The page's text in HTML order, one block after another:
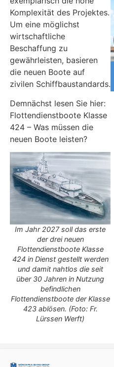
Komplexität des Projektes.
Um eine möglichst
wirtschaftliche
Beschaffung zu
gewährleisten, basieren
die neuen Boote auf
zivilen Schiffbaustandards.
Demnächst lesen Sie hier:
Flottendienstboote Klasse
424 – Was müssen die
neuen Boote leisten?
Im Jahr 2027 soll das erste
der drei neuen
Flottendienstboote Klasse
424 in Dienst gestellt werden
und damit nahtlos die seit
über 30 Jahren in Nutzung
befindlichen
Flottendienstboote der Klasse
423 ablösen. (Foto: Fr.
Lürssen Werft)